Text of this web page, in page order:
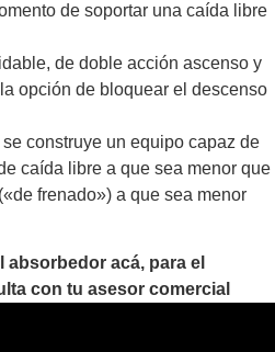
de soportar una caída libre
de doble acción ascenso y
opción de bloquear el descenso
construye un equipo capaz de
caída libre a que sea menor que
frenado») a que sea menor
absorbedor acá, para el
con tu asesor comercial